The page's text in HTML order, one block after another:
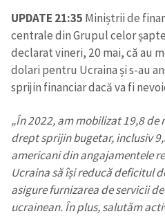
UPDATE 21:35 Miniștrii de
centrale din Grupul celor
declarat vineri, 20 mai, că au
dolari pentru Ucraina și s-au
sprijin financiar dacă va fi
„În 2022, am mobilizat 19,8
drept sprijin bugetar, inclusiv
americani din angajamentele
Ucraina să își reducă deficitul
asigure furnizarea de servicii
ucrainean. În plus, salutăm